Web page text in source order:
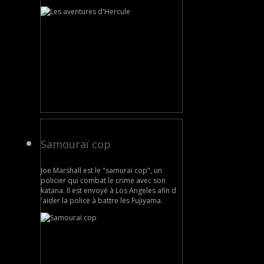
Samouraï cop
Joe Marshall est le "samuraï cop", un
policier qui combat le crime avec son
katana. Il est envoyé à Los Angeles afin d
'aider la police à battre les Fujiyama.